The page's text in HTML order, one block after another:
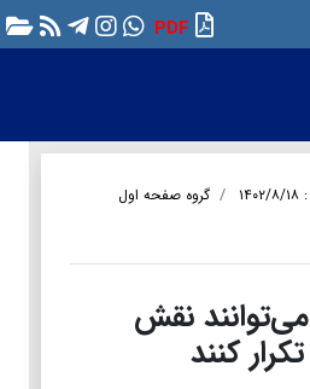
PDF
گروه صفحه اول
نقش
کنند